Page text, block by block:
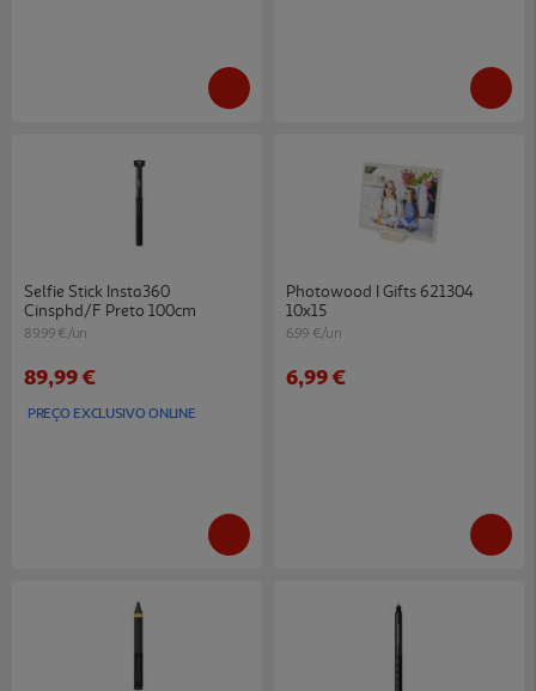
Selfie Stick Insta360
Cinsphd/f Preto 100cm
89.99 €/un
89,99 €
PREÇO EXCLUSIVO ONLINE
Photowood I Gifts 621304
10x15
6.99 €/un
6,99 €